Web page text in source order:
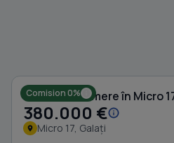
Comision 0%
Casă cu 4 camere în Micro
380.000 €
Micro 17, Galați